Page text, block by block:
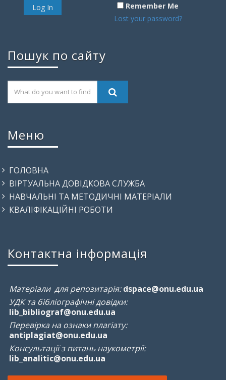
Remember Me
Lost your password?
Пошук по сайту
Меню
ГОЛОВНА
ВІРТУАЛЬНА ДОВІДКОВА СЛУЖБА
НАВЧАЛЬНІ ТА МЕТОДИЧНІ МАТЕРІАЛИ
КВАЛІФІКАЦІЙНІ РОБОТИ
Контактна інформація
Матеріали для репозитарія: dspace@onu.edu.ua
УДК та бібліографічні довідки:
lib_bibliograf@onu.edu.ua
Перевірка на ознаки плагіату:
antiplagiat@onu.edu.ua
Консультації з питань наукометрії:
lib_analitic@onu.edu.ua